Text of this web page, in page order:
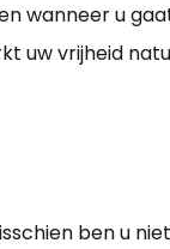
wanneer u
uw vrijheid
ben u